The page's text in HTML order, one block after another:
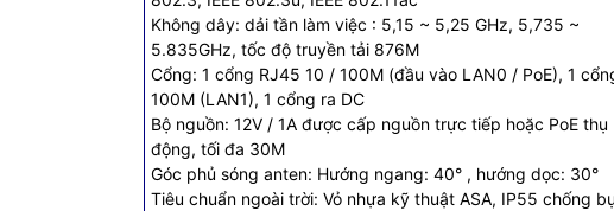
Không dây: dải tần làm việc : 5,15 ~ 5,25 GHz, 5,735 ~
5.835GHz, tốc độ truyền tải 876M
Cổng: 1 cổng RJ45 10 / 100M (đầu vào LAN0 / PoE), 1
100M (LAN1), 1 cổng ra DC
Bộ nguồn: 12V / 1A được cấp nguồn trực tiếp hoặc PoE thụ
động, tối đa 30M
Góc phủ sóng anten: Hướng ngang: 40° , hướng dọc: 30°
Tiêu chuẩn ngoài trời: Vỏ nhựa kỹ thuật ASA, IP55 chống
Tiêu chuẩn: IP55 tiêu chuẩn chống bụi, chống thấm nước
Ăng-ten phân cực kép có độ phân giải cao khoảng cách 5km
Tốc độ 867M băng tần 5Ghz cải thiện khả năng truyền tín hiệu
Sử dụng chip công nghiệp để cải thiện hiệu suất đa nhiệm của mạng không dây
Mở rộng các giải pháp kết nối đa điểm với các sản phẩm cùng bộ
lắp đặt đơn giản tiện lợi nhanh chóng
Hỗ trợ cung cấp điện POE và DC